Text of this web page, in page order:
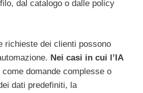
dal catalogo o dalle policy
richieste dei clienti possono
Nei casi in cui l’IA
come domande complesse o
dati predefiniti, la